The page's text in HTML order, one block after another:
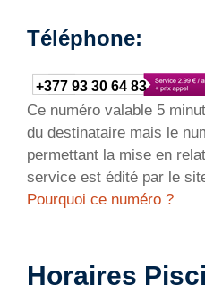
Téléphone:
+377 93 30 64 83
Ce numéro valable 5
du destinataire mais le
permettant la mise en
service est édité par le
Pourquoi ce numéro ?
Horaires